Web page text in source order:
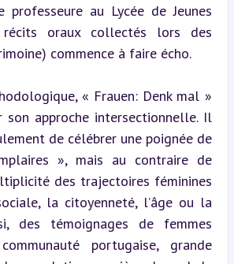
professeure au Lycée de Jeunes
oraux collectés lors des
commence à faire écho.
« Frauen: Denk mal »
son approche intersectionnelle. Il
de célébrer une poignée de
», mais au contraire de
des trajectoires féminines
la citoyenneté, l’âge ou la
des témoignages de femmes
portugaise, grande